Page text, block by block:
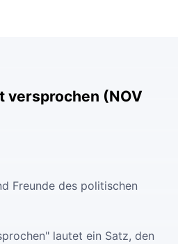
versprochen (NOV
Freunde des politischen
lautet ein Satz, den